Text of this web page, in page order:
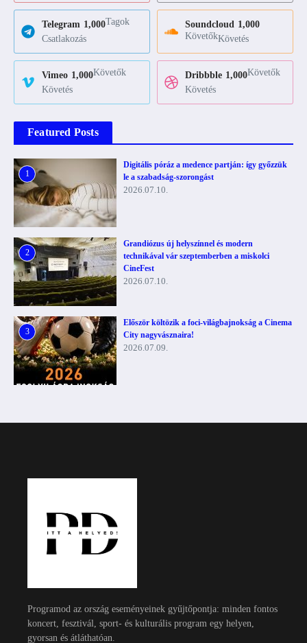
Telegram 1,000Tagok
Csatlakozás
Soundcloud 1,000
KövetőkKövetés
Vimeo 1,000Követők
Követés
Dribbble 1,000Követők
Követés
Featured Posts
1
Digitális póráz a medence partján: így győzzük
le a szabadság-szorongást
2026.07.10.
2
Grandiózus új helyszínnel és modern
technikával vár szeptemberben a miskolci
CineFest
2026.07.10.
3
Először költözik a foci-világbajnokság a Cinema
City nagyvásznaira!
2026.07.09.
Programod az ország eseményeinek gyűjtőpontja: minden fontos
koncert, fesztivál, sport- és kulturális program egy helyen,
gyorsan és átláthatóan.